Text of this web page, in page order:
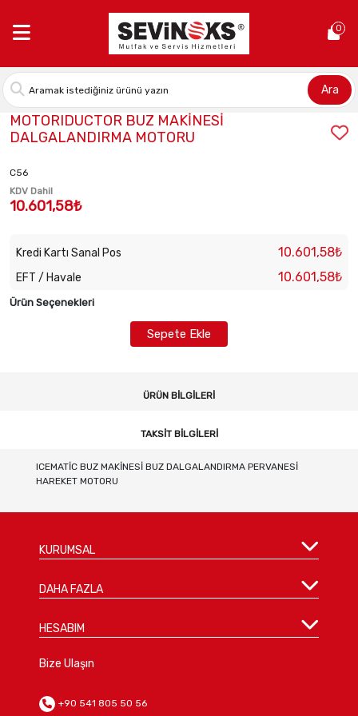
0
Ara
Stok Kodu:CAS-19440059/1
MOTORIDUCTOR BUZ MAKİNESİ
DALGALANDIRMA MOTORU
C56
KDV Dahil
10.601,58₺
Kredi Kartı Sanal Pos 10.601,58₺
EFT / Havale 10.601,58₺
Ürün Seçenekleri
Sepete Ekle
ÜRÜN BILGILERI
TAKSIT BILGILERI
ICEMATİC BUZ MAKİNESİ BUZ DALGALANDIRMA PERVANESİ
HAREKET MOTORU
KURUMSAL
DAHA FAZLA
HESABIM
Bize Ulaşın
+90 541 805 50 56